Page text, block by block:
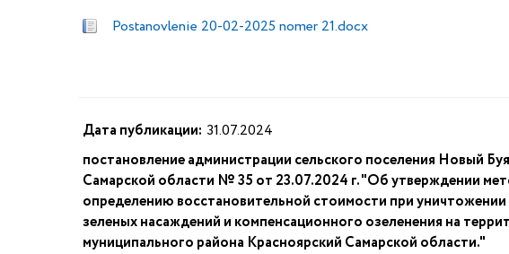
Postanovlenie 20-02-2025 nomer 21.docx
Дата публикации: 31.07.2024
постановление администрации сельского поселения Новый
Самарской области № 35 от 23.07.2024 г. "Об утверждении
определению восстановительной стоимости при
зеленых насаждений и компенсационного озеленения на
муниципального района Красноярский Самарской области."